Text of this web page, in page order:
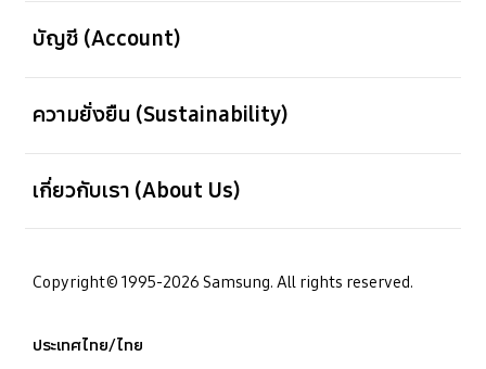
บัญชี (Account)
ความยั่งยืน (Sustainability)
เกี่ยวกับเรา (About Us)
Copyright© 1995-2026 Samsung. All rights reserved.
ประเทศไทย/ไทย